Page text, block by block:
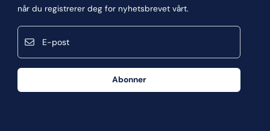
Kontakt oss
Kjøpsbetingelser
Frakt og retur
når du registrerer deg for nyhetsbrevet vårt.
Abonner